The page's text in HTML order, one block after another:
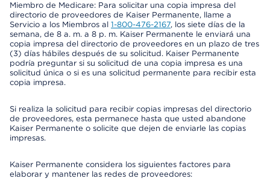
Miembro de Medicare: Para solicitar una copia impresa del
directorio de proveedores de Kaiser Permanente, llame a
Servicio a los Miembros al 1-800-476-2167, los siete días de la
semana, de 8 a. m. a 8 p. m. Kaiser Permanente le enviará una
copia impresa del directorio de proveedores en un plazo de tres
(3) días hábiles después de su solicitud. Kaiser Permanente
podría preguntar si su solicitud de una copia impresa es una
solicitud única o si es una solicitud permanente para recibir esta
copia impresa.
Si realiza la solicitud para recibir copias impresas del directorio
de proveedores, esta permanece hasta que usted abandone
Kaiser Permanente o solicite que dejen de enviarle las copias
impresas.
Kaiser Permanente considera los siguientes factores para
elaborar y mantener las redes de proveedores: